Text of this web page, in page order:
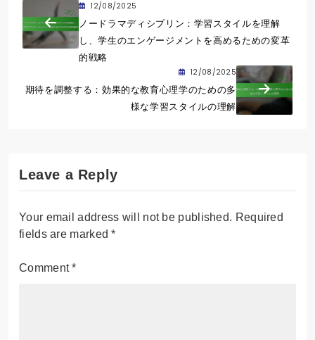
12/08/2025
ノードラマディシプリン：学習スタイルを理解
し、学生のエンゲージメントを高めるための変革
的戦略
12/08/2025
期待を調整する：効果的な教育心理学のための多
様な学習スタイルの理解
Leave a Reply
Your email address will not be published. Required
fields are marked*
Comment*